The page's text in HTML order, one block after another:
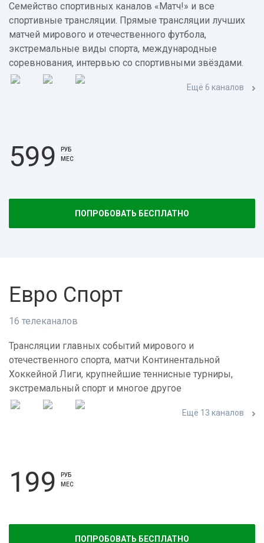
Семейство спортивных каналов «Матч!» и все
спортивные трансляции. Прямые трансляции лучших
матчей мирового и отечественного футбола,
экстремальные виды спорта, международные
соревнования, интервью со спортивными звёздами.
Ещё 6 каналов
599
РУБ
МЕС
ПОПРОБОВАТЬ БЕСПЛАТНО
Евро Спорт
16 телеканалов
Трансляции главных событий мирового и
отечественного спорта, матчи Континентальной
Хоккейной Лиги, крупнейшие теннисные турниры,
экстремальный спорт и многое другое
Ещё 13 каналов
199
РУБ
МЕС
ПОПРОБОВАТЬ БЕСПЛАТНО